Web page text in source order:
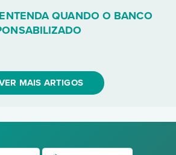
QUANDO O BANCO
MAIS ARTIGOS